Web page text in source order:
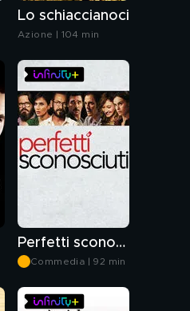
Lo schiaccianoci
Azione | 104 min
Perfetti sconosciuti
Commedia | 92 min